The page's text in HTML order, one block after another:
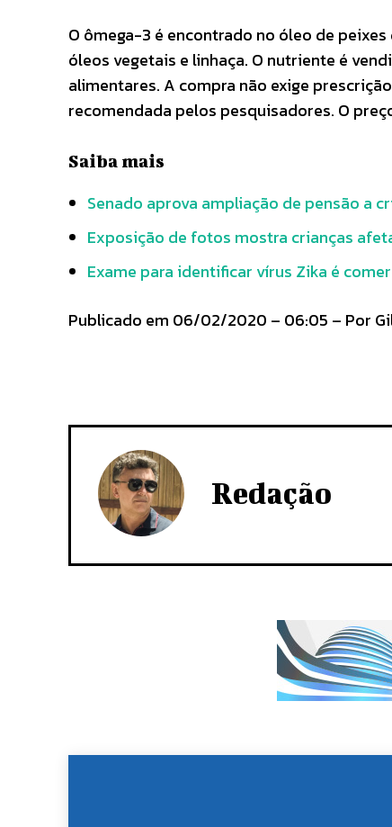
O ômega-3 é encontrado no óleo de
óleos vegetais e linhaça. O nutriente é
alimentares. A compra não exige
recomendada pelos pesquisadores. O
Saiba mais
Senado aprova ampliação de pensão a
Exposição de fotos mostra crianças
Exame para identificar vírus Zika é
Publicado em 06/02/2020 – 06:05 – Por
Redação